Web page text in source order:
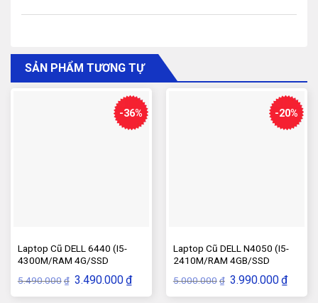
SẢN PHẨM TƯƠNG TỰ
-36%
Laptop Cũ DELL 6440 (I5-
4300M/RAM 4G/SSD
5.490.000 ₫ Giá
gốc
là:
3.490.000₫Giá
hiện
tại
-20%
Laptop Cũ DELL N4050 (I5-
2410M/RAM 4GB/SSD
5.000.000 ₫ Giá
gốc
là:
3.990.000₫Giá
hiện
tại